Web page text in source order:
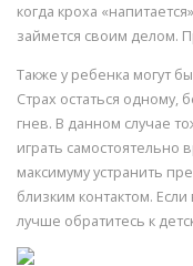
когда кроха
займется своим делом.
Также у ребенка могут
Страх остаться одному,
гнев. В данном случае
играть самостоятельно
максимуму устранить
близким контактом.
лучше обратитесь к